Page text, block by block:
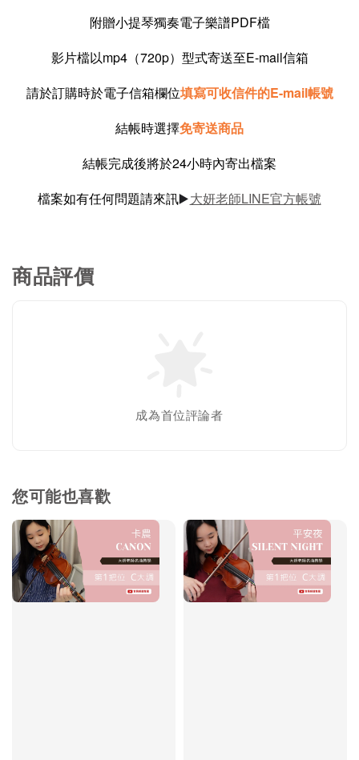
附贈小提琴獨奏電子樂譜PDF檔
影片檔以mp4（720p）型式寄送至E-mail信箱
請於訂購時於電子信箱欄位填寫可收信件的E-mail帳號
結帳時選擇免寄送商品
結帳完成後將於24小時內寄出檔案
檔案如有任何問題請來訊▶️大妍老師LINE官方帳號
商品評價
成為首位評論者
您可能也喜歡